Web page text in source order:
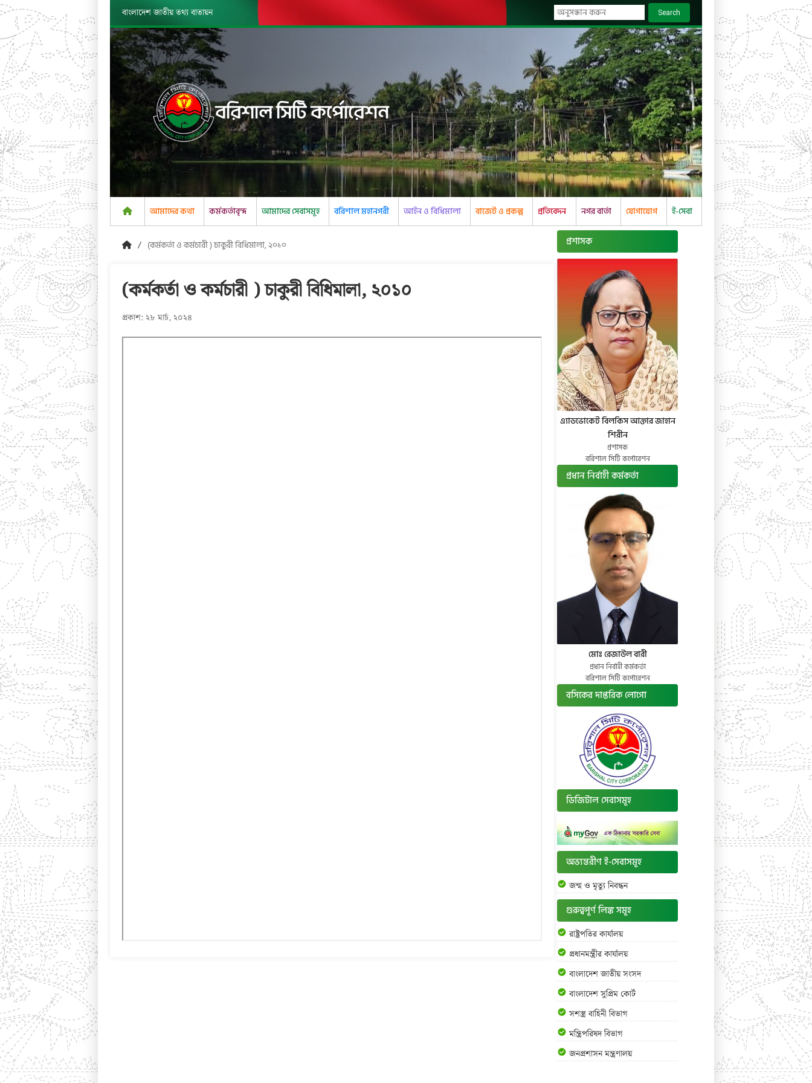
বাংলাদেশ জাতীয় তথ্য বাতায়ন Search
বরিশাল সিটি কর্পোরেশন
আমাদের কথা কর্মকর্তাবৃন্দ আমাদের সেবাসমূহ বরিশাল মহানগরী আইন ও বিধিমালা বাজেট ও প্রকল্প প্রতিবেদন নগর বার্তা যোগাযোগ ই-সেবা
(কর্মকর্তা ও কর্মচারী ) চাকুরী বিধিমালা, ২০১০
(কর্মকর্তা ও কর্মচারী ) চাকুরী বিধিমালা, ২০১০
প্রকাশ: ২৮ মার্চ, ২০২৪
প্রশাসক
এ্যাডভোকেট বিলকিস আক্তার জাহান
শিরীন
প্রশাসক
বরিশাল সিটি কর্পোরেশন
প্রধান নির্বাহী কর্মকর্তা
মোঃ রেজাউল বারী
প্রধান নির্বাহী কর্মকর্তা
বরিশাল সিটি কর্পোরেশন
বসিকের দাপ্তরিক লোগো
ডিজিটাল সেবাসমূহ
অভ্যন্তরীণ ই-সেবাসমূহ
জন্ম ও মৃত্যু নিবন্ধন
গুরুত্বপূর্ণ লিঙ্ক সমূহ
রাষ্ট্রপতির কার্যালয়
প্রধানমন্ত্রীর কার্যালয়
বাংলাদেশ জাতীয় সংসদ
বাংলাদেশ সুপ্রিম কোর্ট
সশস্ত্র বাহিনী বিভাগ
মন্ত্রিপরিষদ বিভাগ
জনপ্রশাসন মন্ত্রণালয়